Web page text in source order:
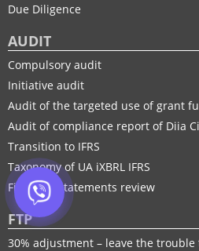
Due Diligence
AUDIT
Compulsory audit
Initiative audit
Audit of the targeted use of grant
Audit of compliance report of Diia
Transition to IFRS
Taxonomy of UA іXBRL IFRS
Financial statements review
FTP
30% adjustment – leave the trouble